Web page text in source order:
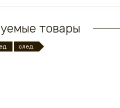
товары
след.